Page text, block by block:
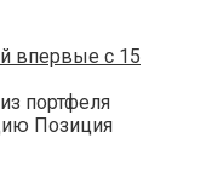
впервые с 15
портфеля
Позиция